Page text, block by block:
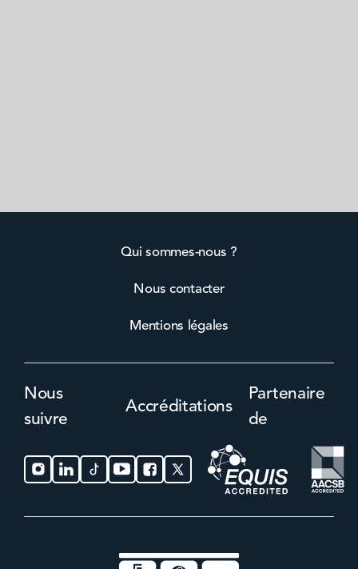
Qui sommes-nous ?
Nous contacter
Mentions légales
Nous
suivre
Accréditations
Partenaire
de